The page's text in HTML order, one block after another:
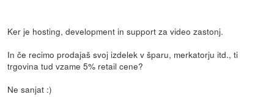
Ker je hosting, development in support za video zastonj.
In če recimo prodajaš svoj izdelek v šparu, merkatorju itd., ti
trgovina tud vzame 5% retail cene?
Ne sanjat :)